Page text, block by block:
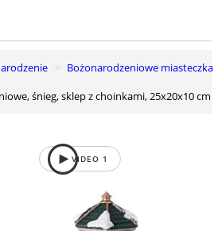
Bożonarodzeniowe miasteczka
śnieg, sklep z choinkami, 25x20x10 cm
VIDEO 1